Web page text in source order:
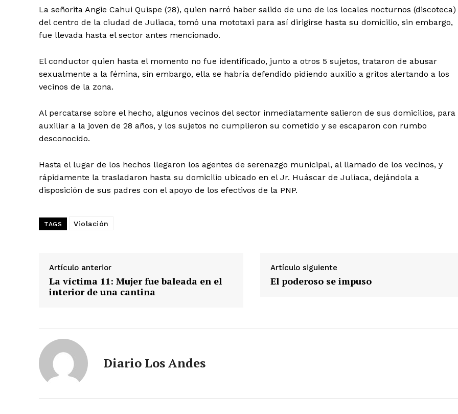
Nosotros
La señorita Angie Cahui Quispe (28), quien narró haber salido de uno de los locales nocturnos (discoteca)
del centro de la ciudad de Juliaca, tomó una mototaxi para así dirigirse hasta su domicilio, sin embargo,
fue llevada hasta el sector antes mencionado.
El conductor quien hasta el momento no fue identificado, junto a otros 5 sujetos, trataron de abusar
sexualmente a la fémina, sin embargo, ella se habría defendido pidiendo auxilio a gritos alertando a los
vecinos de la zona.
Al percatarse sobre el hecho, algunos vecinos del sector inmediatamente salieron de sus domicilios, para
auxiliar a la joven de 28 años, y los sujetos no cumplieron su cometido y se escaparon con rumbo
desconocido.
Hasta el lugar de los hechos llegaron los agentes de serenazgo municipal, al llamado de los vecinos, y
rápidamente la trasladaron hasta su domicilio ubicado en el Jr. Huáscar de Juliaca, dejándola a
disposición de sus padres con el apoyo de los efectivos de la PNP.
TAGS Violación
Artículo anterior
La víctima 11: Mujer fue baleada en el
interior de una cantina
Artículo siguiente
El poderoso se impuso
Diario Los Andes